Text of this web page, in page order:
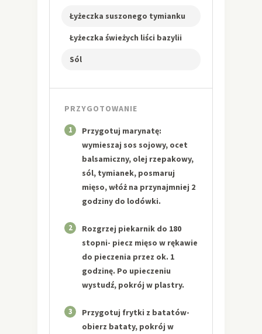
Łyżeczka suszonego tymianku
Łyżeczka świeżych liści bazylii
Sól
PRZYGOTOWANIE
1
Przygotuj marynatę:
wymieszaj sos sojowy, ocet
balsamiczny, olej rzepakowy,
sól, tymianek, posmaruj
mięso, włóż na przynajmniej 2
godziny do lodówki.
2
Rozgrzej piekarnik do 180
stopni- piecz mięso w rękawie
do pieczenia przez ok. 1
godzinę. Po upieczeniu
wystudź, pokrój w plastry.
3
Przygotuj frytki z batatów-
obierz bataty, pokrój w